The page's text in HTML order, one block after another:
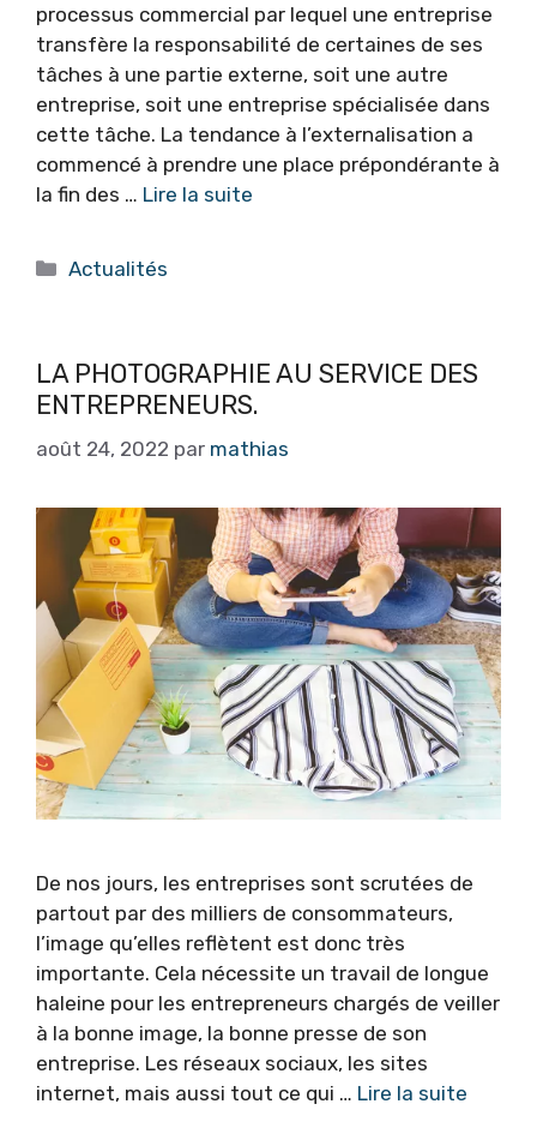
processus commercial par lequel une entreprise
transfère la responsabilité de certaines de ses
tâches à une partie externe, soit une autre
entreprise, soit une entreprise spécialisée dans
cette tâche. La tendance à l’externalisation a
commencé à prendre une place prépondérante à
la fin des … Lire la suite
Catégories
Actualités
LA PHOTOGRAPHIE AU SERVICE DES
ENTREPRENEURS.
août 24, 2022 par mathias
De nos jours, les entreprises sont scrutées de
partout par des milliers de consommateurs,
l’image qu’elles reflètent est donc très
importante. Cela nécessite un travail de longue
haleine pour les entrepreneurs chargés de veiller
à la bonne image, la bonne presse de son
entreprise. Les réseaux sociaux, les sites
internet, mais aussi tout ce qui … Lire la suite